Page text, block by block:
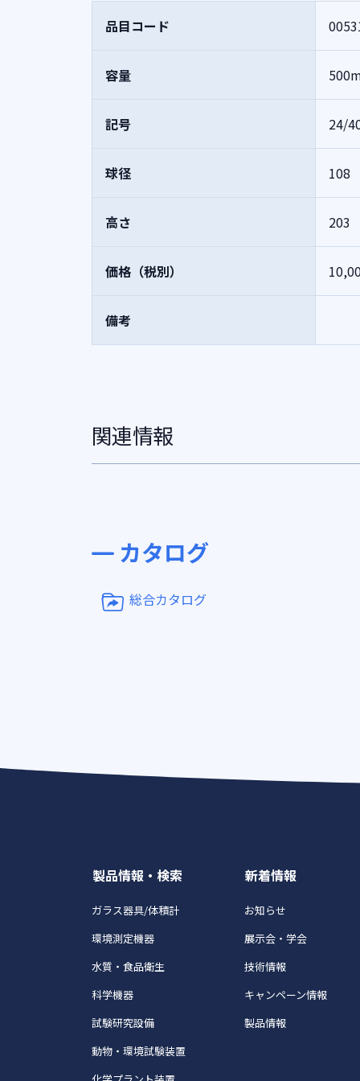
品目コード
容量
記号 24/
球径 108
高さ 203
価格（税別）
備考
関連情報
カタログ
総合カタログ
製品情報・検索
ガラス器具/体積計
環境測定機器
水質・食品衛生
科学機器
試験研究設備
動物・環境試験装置
新着情報
お知らせ
展示会・学会
技術情報
キャンペーン情報
製品情報